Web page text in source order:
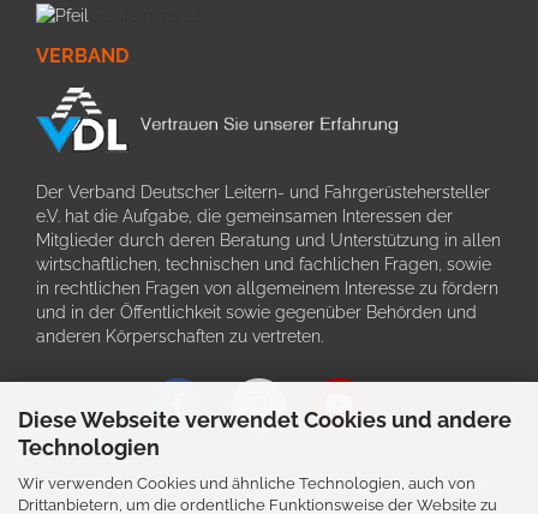
Diese Webseite verwendet Cookies und andere
Technologien
Wir verwenden Cookies und ähnliche Technologien, auch von
Drittanbietern, um die ordentliche Funktionsweise der Website zu
VERBAND
Der Verband Deutscher Leitern- und Fahrgerüstehersteller
e.V. hat die Aufgabe, die gemeinsamen Interessen der
Mitglieder durch deren Beratung und Unterstützung in allen
wirtschaftlichen, technischen und fachlichen Fragen, sowie
in rechtlichen Fragen von allgemeinem Interesse zu fördern
und in der Öffentlichkeit sowie gegenüber Behörden und
anderen Körperschaften zu vertreten.
Schriftliche Angaben zu den Produkten und deren Bildern